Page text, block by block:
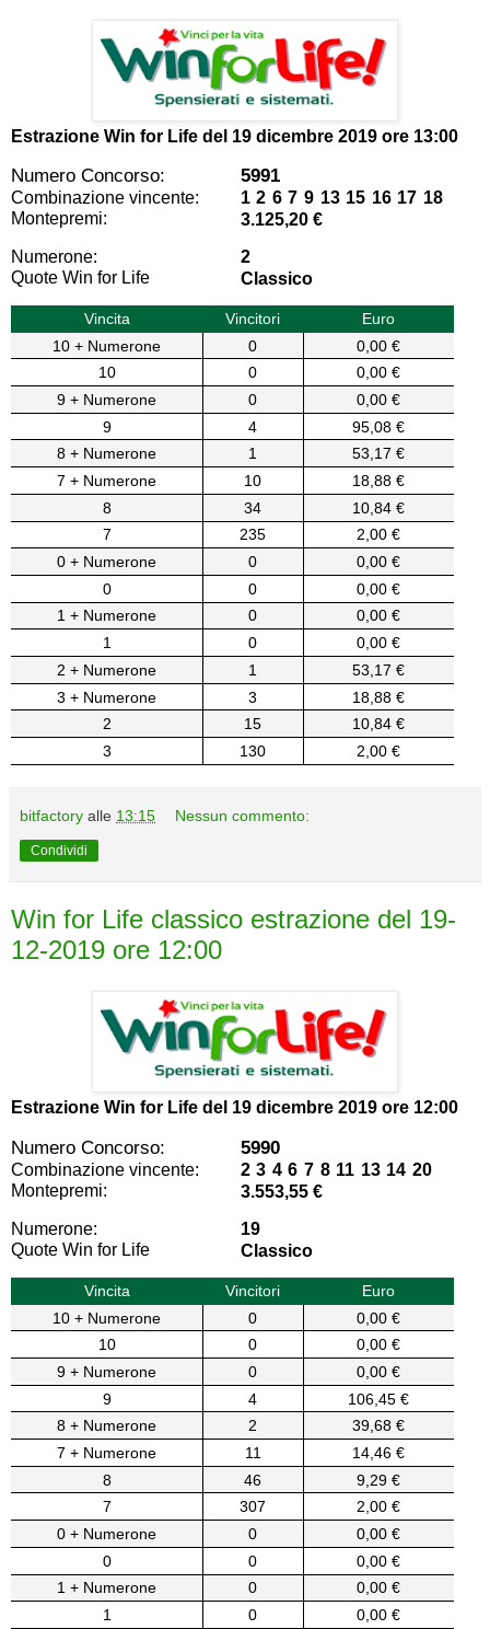
Estrazione Win for Life del 19 dicembre 2019 ore 13:00
Numero Concorso: 5991
Combinazione vincente:
1 2 6 7 9 13 15 16 17 18
Montepremi:
3.125,20 €
Numerone:
2
Quote Win for Life
Classico
Vincita Vincitori
Euro
10 + Numerone
0
0,00 €
10
0
0,00 €
9 + Numerone
0
0,00 €
9
4
95,08 €
8 + Numerone
1
53,17 €
7 + Numerone
10
18,88 €
8
34
10,84 €
7
235
2,00 €
0 + Numerone
0
0,00 €
0
0
0,00 €
1 + Numerone
0
0,00 €
1
0
0,00 €
2 + Numerone
1
53,17 €
3 + Numerone
3
18,88 €
2
15
10,84 €
3
130 2,00 €
bitfactory alle 13:15 Nessun commento:
Condividi
Win for Life classico estrazione del 19-
12-2019 ore 12:00
Estrazione Win for Life del 19 dicembre 2019 ore 12:00
Numero Concorso: 5990
Combinazione vincente:
2 3 4 6 7 8 11 13 14 20
Montepremi:
3.553,55 €
Numerone:
19
Quote Win for Life
Classico
Vincita Vincitori
Euro
10 + Numerone
0
0,00 €
10
0
0,00 €
9 + Numerone
0
0,00 €
9
4
106,45 €
8 + Numerone
2
39,68 €
7 + Numerone
11
14,46 €
8
46
9,29 €
7
307
2,00 €
0 + Numerone
0
0,00 €
0
0
0,00 €
1 + Numerone
0
0,00 €
1
0
0,00 €